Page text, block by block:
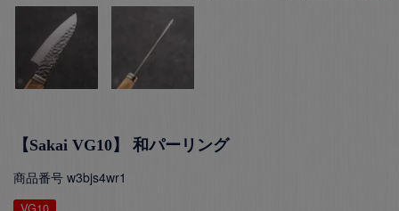
【Sakai VG10】 和パーリング
商品番号 w3bjs4wr1